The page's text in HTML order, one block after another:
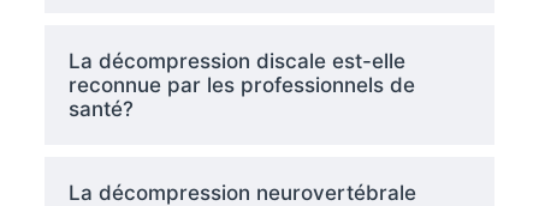
La décompression discale est-elle
reconnue par les professionnels de
santé?
La décompression neurovertébrale